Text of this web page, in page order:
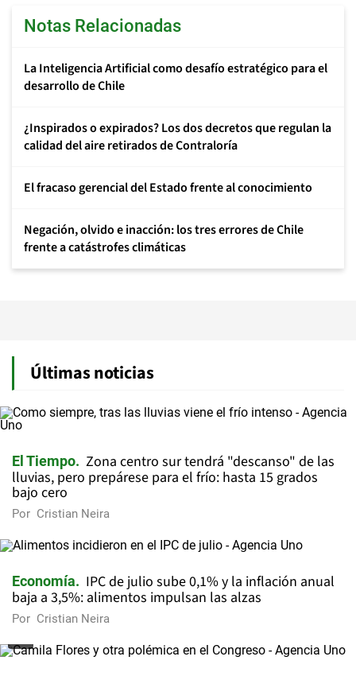
Notas Relacionadas
La Inteligencia Artificial como desafío estratégico para el
desarrollo de Chile
¿Inspirados o expirados? Los dos decretos que regulan la
calidad del aire retirados de Contraloría
El fracaso gerencial del Estado frente al conocimiento
Negación, olvido e inacción: los tres errores de Chile
frente a catástrofes climáticas
Últimas noticias
El Tiempo
Zona centro sur tendrá "descanso" de las
lluvias, pero prepárese para el frío: hasta 15 grados
bajo cero
Por Cristian Neira
Economía
IPC de julio sube 0,1% y la inflación anual
baja a 3,5%: alimentos impulsan las alzas
Por Cristian Neira